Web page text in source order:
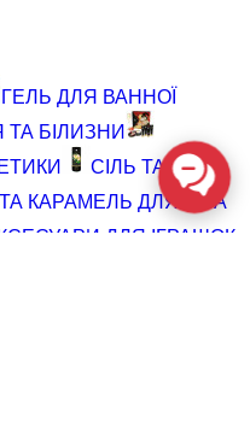
ГЕЛЬ ДЛЯ ВАННОЇ
ТА БІЛИЗНИ
СІЛЬ ТА ПІНА
КАРАМЕЛЬ ДЛЯ ТІЛА
ДЛЯ ІГРАШОК